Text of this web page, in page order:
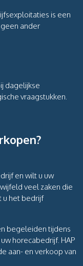
is een
ander
dagelijkse
vraagstukken.
en wilt u uw
veel zaken die
u het bedrijf
begeleiden tijdens
horecabedrijf. HAP
aan- en verkoop van